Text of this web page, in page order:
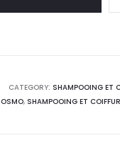
400ml
CATEGORY: SHAMPOOING ET
OSMO, SHAMPOOING ET